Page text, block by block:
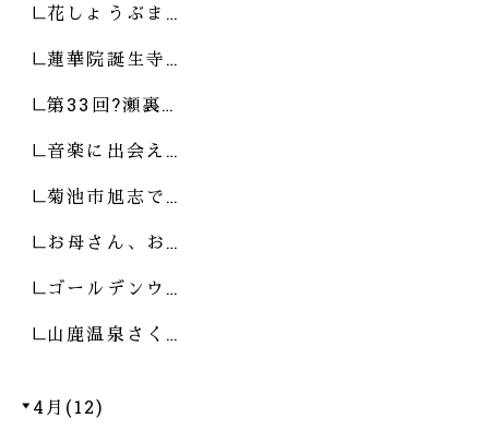
花しょうぶま…
蓮華院誕生寺…
第33回?瀬裏…
音楽に出会え…
菊池市旭志で…
お母さん、お…
ゴールデンウ…
山鹿温泉さく…
4月(12)